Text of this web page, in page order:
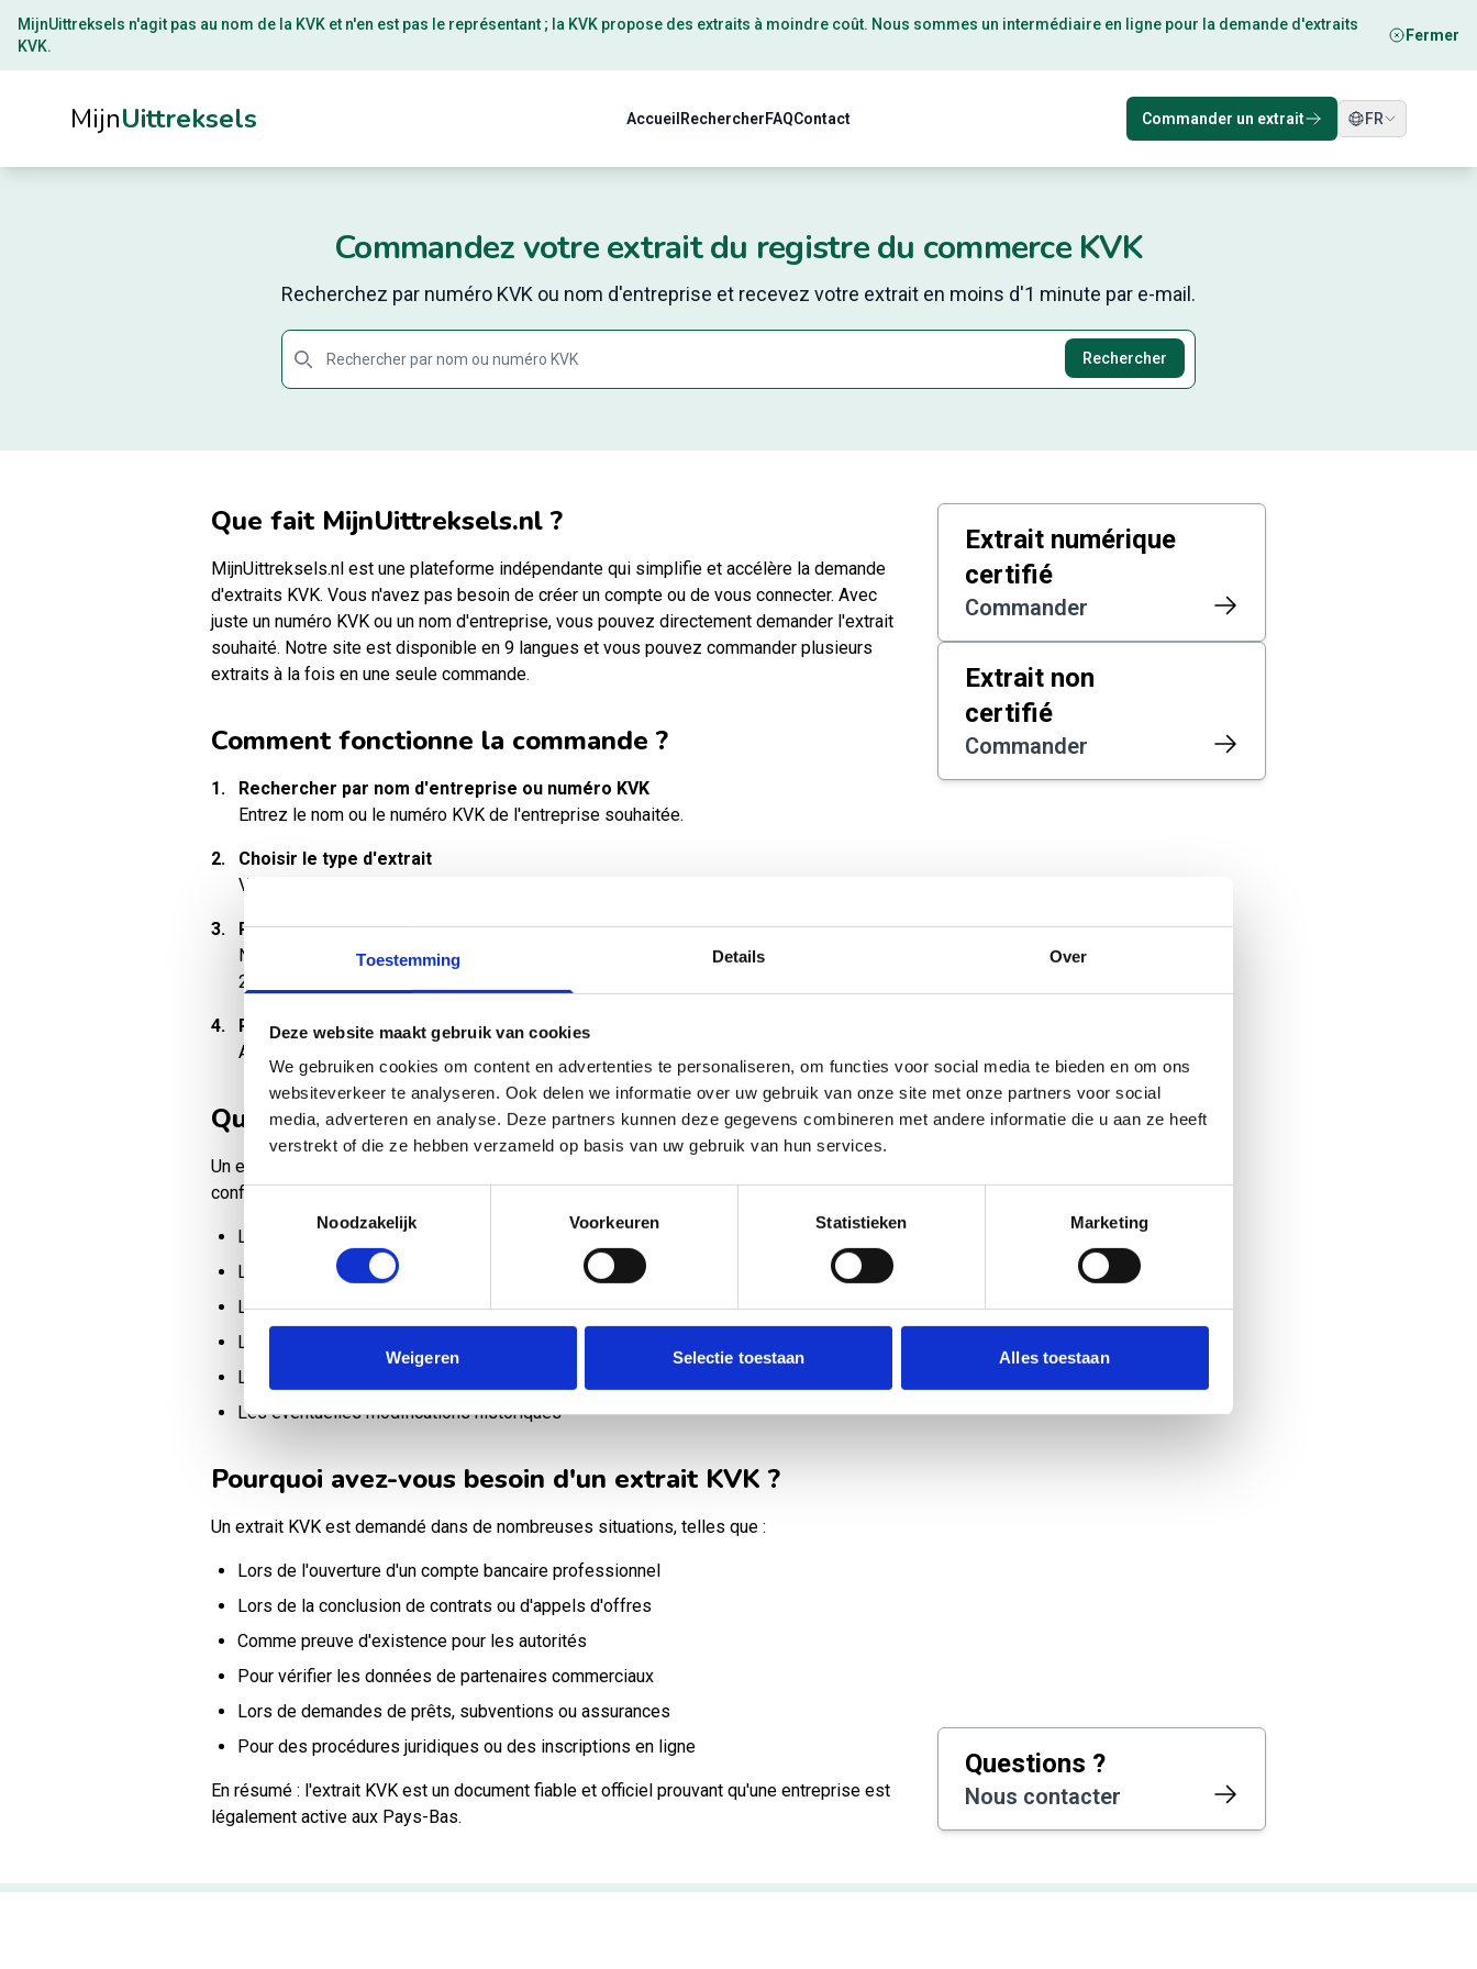
Toestemming Details Over
Deze website maakt gebruik van cookies
We gebruiken cookies om content en advertenties te personaliseren, om functies voor social media te bieden en om ons
websiteverkeer te analyseren. Ook delen we informatie over uw gebruik van onze site met onze partners voor social
media, adverteren en analyse. Deze partners kunnen deze gegevens combineren met andere informatie die u aan ze heeft
verstrekt of die ze hebben verzameld op basis van uw gebruik van hun services.
Toestemmingsselectie
Noodzakelijk
Voorkeuren Statistieken Marketing
Weigeren Selectie toestaan Alles toestaan
MijnUittreksels n'agit pas au nom de la KVK et n'en est pas le représentant ; la KVK propose des extraits à moindre coût. Nous sommes un intermédiaire en ligne pour la demande d'extraits
KVK.
Fermer
MijnUittreksels Accueil RechercherFAQContact Commander un extrait FR
Commandez votre extrait du registre du commerce KVK
Recherchez par numéro KVK ou nom d'entreprise et recevez votre extrait en moins d'1 minute par e-mail.
Rechercher
Que fait MijnUittreksels.nl ?
MijnUittreksels.nl est une plateforme indépendante qui simplifie et accélère la demande
d'extraits KVK. Vous n'avez pas besoin de créer un compte ou de vous connecter. Avec
juste un numéro KVK ou un nom d'entreprise, vous pouvez directement demander l'extrait
souhaité. Notre site est disponible en 9 langues et vous pouvez commander plusieurs
extraits à la fois en une seule commande.
Comment fonctionne la commande ?
1.
Rechercher par nom d'entreprise ou numéro KVK
Entrez le nom ou le numéro KVK de l'entreprise souhaitée.
2.
Choisir le type d'extrait
Vous pouvez choisir entre un extrait certifié, non certifié ou papier.
3.
Payer en toute sécurité en ligne
Nous acceptons diverses méthodes de paiement sécurisées. Tous les tarifs incluent
21% de TVA.
4.
Recevoir l'extrait par e-mail
Après le paiement, vous recevez l'extrait directement dans votre boîte mail.
Qu'est-ce qu'un extrait KVK ?
Un extrait du registre du commerce de la Chambre de commerce est un document officiel
confirmant qu'une entreprise est enregistrée aux Pays-Bas.
Le nom de l'entreprise, les noms commerciaux et les coordonnées
Le numéro KVK et la date de création
La forme juridique (par exemple BV ou entreprise individuelle)
Les activités commerciales (code SBI)
Les noms des dirigeants et/ou propriétaires
Les éventuelles modifications historiques
Pourquoi avez-vous besoin d'un extrait KVK ?
Un extrait KVK est demandé dans de nombreuses situations, telles que :
Lors de l'ouverture d'un compte bancaire professionnel
Lors de la conclusion de contrats ou d'appels d'offres
Comme preuve d'existence pour les autorités
Pour vérifier les données de partenaires commerciaux
Lors de demandes de prêts, subventions ou assurances
Pour des procédures juridiques ou des inscriptions en ligne
En résumé : l'extrait KVK est un document fiable et officiel prouvant qu'une entreprise est
légalement active aux Pays-Bas.
Extrait numérique
certifié
Commander
Extrait non
certifié
Commander
Questions ?
Nous contacter